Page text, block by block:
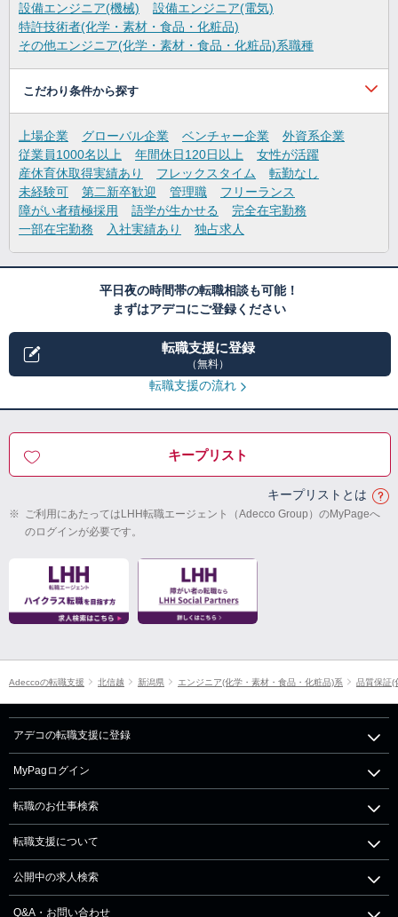
設備エンジニア(機械)
設備エンジニア(電気)
特許技術者(化学・素材・食品・化粧品)
その他エンジニア(化学・素材・食品・化粧品)系職種
こだわり条件から探す
上場企業 グローバル企業 ベンチャー企業
外資系企業
従業員1000名以上
年間休日120日以上
女性が活躍
産休育休取得実績あり
フレックスタイム
転勤なし
未経験可
第二新卒歓迎 管理職
フリーランス
障がい者積極採用
語学が生かせる
完全在宅勤務
一部在宅勤務
入社実績あり 独占求人
平日夜の時間帯の転職相談も可能！
まずはアデコにご登録ください
転職支援に登録
（無料）
転職支援の流れ
キープリスト
キープリストとは
※ ご利用にあたってはLHH転職エージェント（Adecco Group）のMyPageへ
のログインが必要です。
Adeccoの転職支援 北信越 新潟県 エンジニア(化学・素材・食品・化粧品)系 品質保証(
アデコの転職支援に登録
MyPagログイン
転職のお仕事検索
転職支援について
公開中の求人検索
Q&A・お問い合わせ